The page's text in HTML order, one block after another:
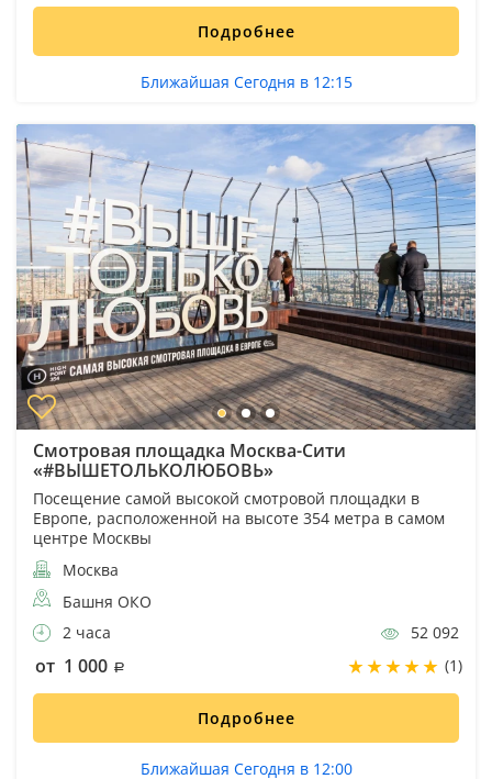
Подробнее
Ближайшая Сегодня в 12:15
Смотровая площадка Москва-Сити
«#ВЫШЕТОЛЬКОЛЮБОВЬ»
Посещение самой высокой смотровой площадки в
Европе, расположенной на высоте 354 метра в самом
центре Москвы
Москва
Башня ОКО
2 часа
52 092
от 1 000 (1)
Подробнее
Ближайшая Сегодня в 12:00